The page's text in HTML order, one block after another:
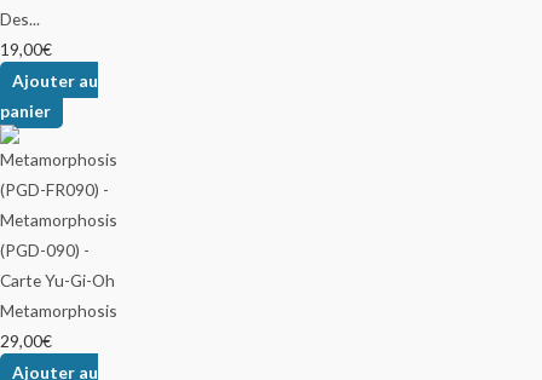
Des...
19,00€
Ajouter au
panier
Metamorphosis
29,00€
Ajouter au